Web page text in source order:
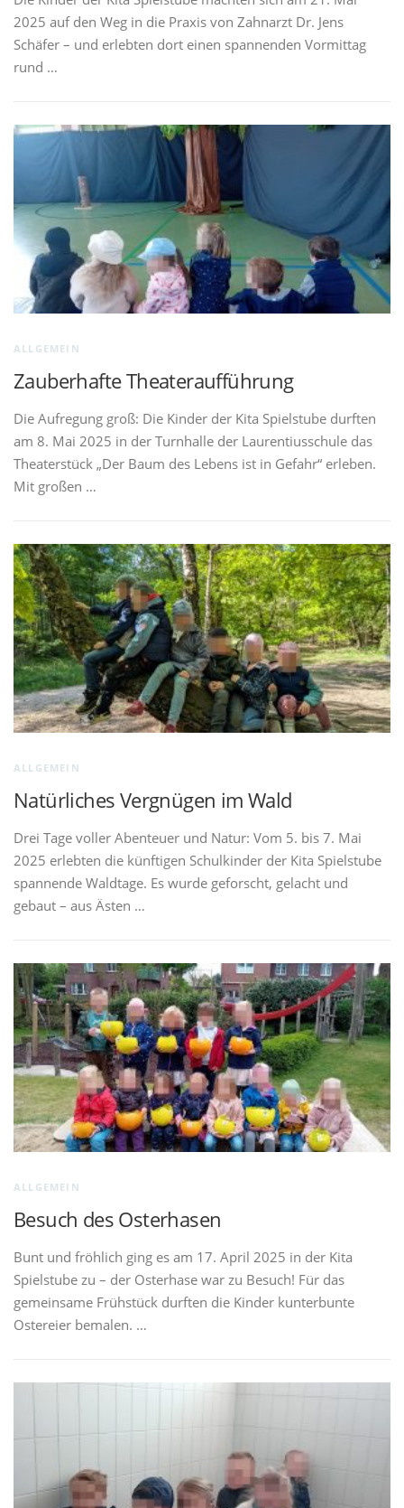
2025 auf den Weg in die Praxis von Zahnarzt Dr. Jens
Schäfer – und erlebten dort einen spannenden Vormittag
rund …
ALLGEMEIN
Zauberhafte Theateraufführung
Die Aufregung groß: Die Kinder der Kita Spielstube durften
am 8. Mai 2025 in der Turnhalle der Laurentiusschule das
Theaterstück „Der Baum des Lebens ist in Gefahr“ erleben.
Mit großen …
ALLGEMEIN
Natürliches Vergnügen im Wald
Drei Tage voller Abenteuer und Natur: Vom 5. bis 7. Mai
2025 erlebten die künftigen Schulkinder der Kita Spielstube
spannende Waldtage. Es wurde geforscht, gelacht und
gebaut – aus Ästen …
ALLGEMEIN
Besuch des Osterhasen
Bunt und fröhlich ging es am 17. April 2025 in der Kita
Spielstube zu – der Osterhase war zu Besuch! Für das
gemeinsame Frühstück durften die Kinder kunterbunte
Ostereier bemalen. …